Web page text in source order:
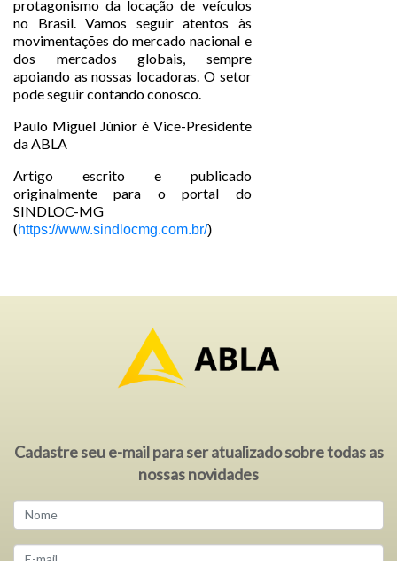
protagonismo da locação de veículos
no Brasil. Vamos seguir atentos às
movimentações do mercado nacional e
dos mercados globais, sempre
apoiando as nossas locadoras. O setor
pode seguir contando conosco.
Paulo Miguel Júnior é Vice-Presidente
da ABLA
Artigo escrito e publicado
originalmente para o portal do
SINDLOC-MG
(https://www.sindlocmg.com.br/)
Cadastre seu e-mail para ser atualizado sobre todas as
nossas novidades